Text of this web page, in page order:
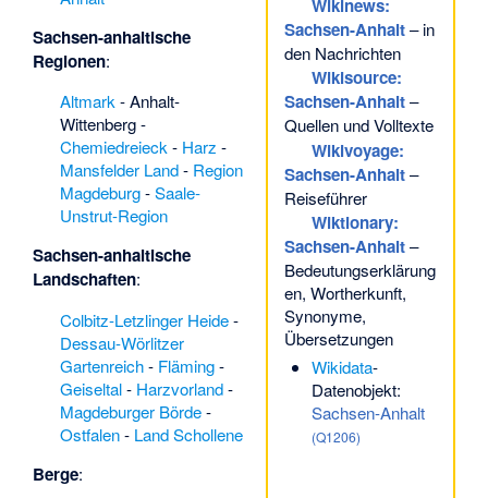
Wikinews:
Sachsen-Anhalt– in
den Nachrichten
Wikisource:
Sachsen-Anhalt–
Quellen und Volltexte
Wikivoyage:
Sachsen-Anhalt–
Reiseführer
Wiktionary:
Sachsen-Anhalt–
Bedeutungserklärung
en, Wortherkunft,
Synonyme,
Übersetzungen
Wikidata-
Datenobjekt:
Sachsen-Anhalt
(Q1206)
Sachsen-anhaltische
Regionen:
Altmark-Anhalt-
Wittenberg-
Chemiedreieck- Harz -
Mansfelder Land- Region
Magdeburg-Saale-
Unstrut-Region
Sachsen-anhaltische
Landschaften:
Colbitz-Letzlinger Heide-
Dessau-Wörlitzer
Gartenreich- Fläming-
Geiseltal- Harzvorland-
Magdeburger Börde-
Ostfalen- Land Schollene
Berge: